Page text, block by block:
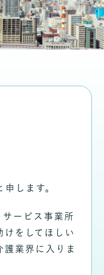
します。
サービス事業所
けをしてほしい
護業界に入りま